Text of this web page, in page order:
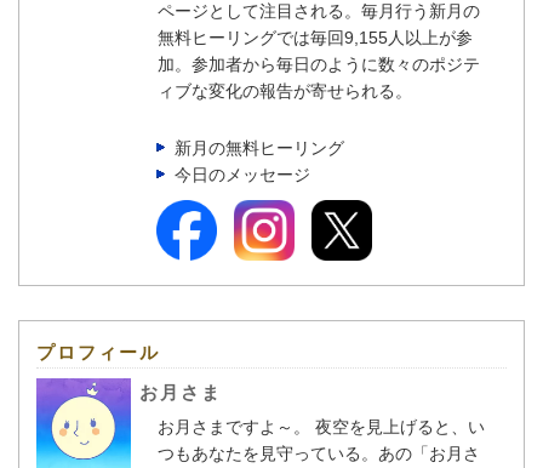
ページとして注目される。毎月行う新月の
無料ヒーリングでは毎回9,155人以上が参
加。参加者から毎日のように数々のポジテ
ィブな変化の報告が寄せられる。
新月の無料ヒーリング
今日のメッセージ
プロフィール
お月さま
お月さまですよ～。 夜空を見上げると、い
つもあなたを見守っている。あの「お月さ